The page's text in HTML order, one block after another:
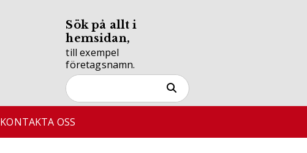
Sök på allt i
hemsidan,
till exempel
företagsnamn.
KONTAKTA OSS